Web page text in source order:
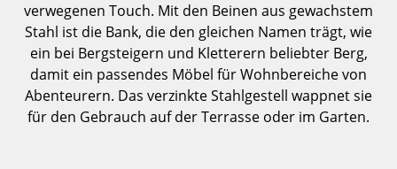
Sideboards & Kommoden
TV Möbel
Beistell- & Rollcontainer
Barmöbel
verwegenen Touch. Mit den Beinen aus gewachstem
Stahl ist die Bank, die den gleichen Namen trägt, wie
ein bei Bergsteigern und Kletterern beliebter Berg,
damit ein passendes Möbel für Wohnbereiche von
Abenteurern. Das verzinkte Stahlgestell wappnet sie
für den Gebrauch auf der Terrasse oder im Garten.